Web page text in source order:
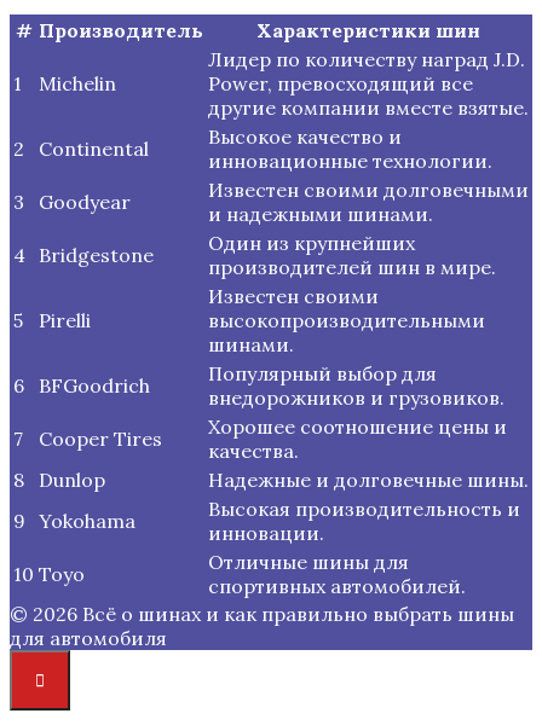
# Производитель Характеристики шин
1 Michelin
Лидер по количеству наград J.D.
Power, превосходящий все
другие компании вместе взятые.
2
Continental
Высокое качество и
инновационные технологии.
3
Goodyear
Известен своими долговечными
и надежными шинами.
4 Bridgestone
Один из крупнейших
производителей шин в мире.
5 Pirelli
Известен своими
высокопроизводительными
шинами.
6
BFGoodrich
Популярный выбор для
внедорожников и грузовиков.
7
Cooper Tires
Хорошее соотношение цены и
качества.
8
Dunlop
Надежные и долговечные шины.
9 Yokohama
Высокая производительность и
инновации.
10 Toyo
Отличные шины для
спортивных автомобилей.
© 2026 Всё о шинах и как правильно выбрать шины
для автомобиля